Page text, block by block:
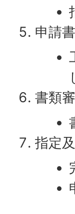
申請
書類
指定